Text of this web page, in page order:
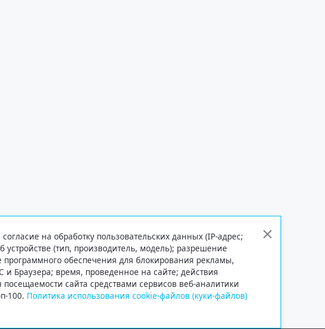
на обработку пользовательских данных (IP-адрес;
(тип, производитель, модель); разрешение
программного обеспечения для блокирования рекламы,
Браузера; время, проведенное на сайте; действия
сайта средствами сервисов веб-аналитики
100. Политика использования cookie-файлов (куки-файлов)